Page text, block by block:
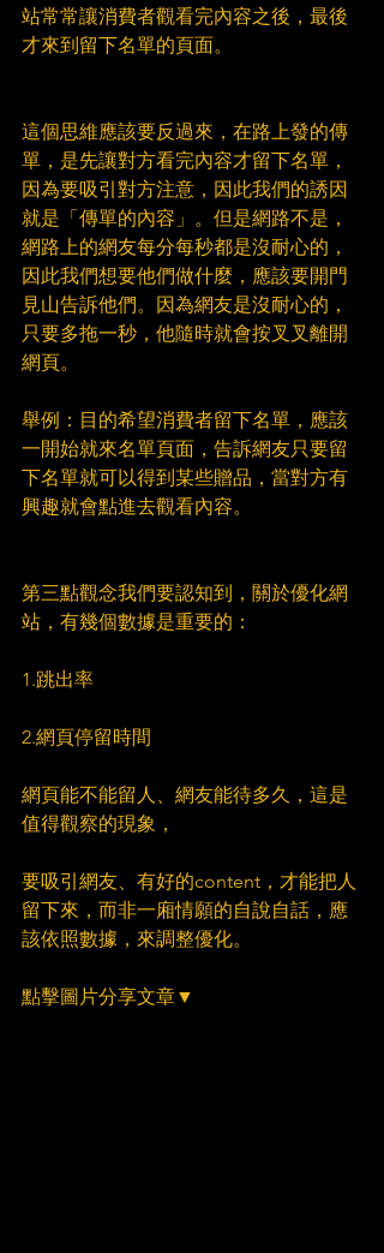
站常常讓消費者觀看完內容之後，最後
才來到留下名單的頁面。
這個思維應該要反過來，在路上發的傳
單，是先讓對方看完內容才留下名單，
因為要吸引對方注意，因此我們的誘因
就是「傳單的內容」。但是網路不是，
網路上的網友每分每秒都是沒耐心的，
因此我們想要他們做什麼，應該要開門
見山告訴他們。因為網友是沒耐心的，
只要多拖一秒，他隨時就會按叉叉離開
網頁。
舉例：目的希望消費者留下名單，應該
一開始就來名單頁面，告訴網友只要留
下名單就可以得到某些贈品，當對方有
興趣就會點進去觀看內容。
第三點觀念我們要認知到，關於優化網
站，有幾個數據是重要的：
1.跳出率
2.網頁停留時間
網頁能不能留人、網友能待多久，這是
值得觀察的現象，
要吸引網友、有好的content，才能把人
留下來，而非一廂情願的自說自話，應
該依照數據，來調整優化。
點擊圖片分享文章▼